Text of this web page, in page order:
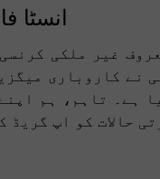
انسٹا
غیر ملکی
نے کاروباری
ہے۔ تاہم، ہم
حالات کو اپ